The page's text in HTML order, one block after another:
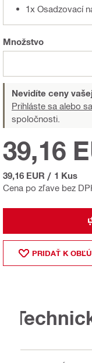
1x Osadzovací
Množstvo
Nevidíte ceny
Prihláste sa alebo
spoločnosti.
Cena po zľave bez
39,16
39,16 EUR / 1 Kus
PRIDAŤ K